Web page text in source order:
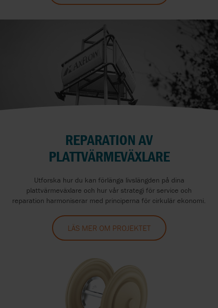
REPARATION AV
PLATTVÄRMEVÄXLARE
Utforska hur du kan förlänga livslängden på dina
plattvärmeväxlare och hur vår strategi för service och
reparation harmoniserar med principerna för cirkulär ekonomi.
LÄS MER OM PROJEKTET